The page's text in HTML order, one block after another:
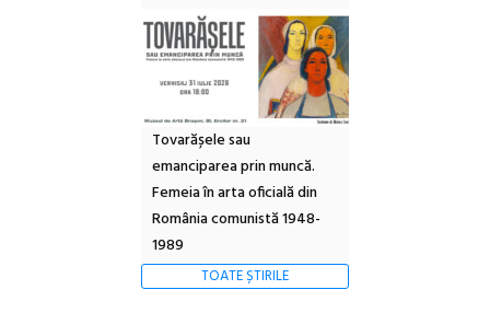
Tovarășele sau
emanciparea prin muncă.
Femeia în arta oficială din
România comunistă 1948-
1989
TOATE ȘTIRILE